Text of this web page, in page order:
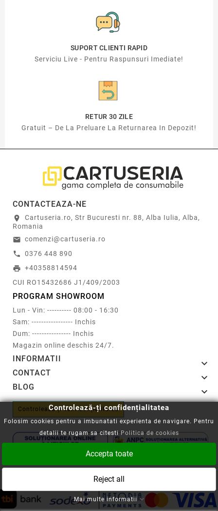
SUPORT CLIENTI RAPID
Serviciu Live - Pentru Raspunsuri Imediate!
RETUR 30 ZILE
Gratuit – De La Preluare La Returnarea In Depozit!
CONTACTEAZA-NE
location_on
Cartuseria.ro, Str Bucuresti nr. 88, Alba Iulia, Alba,
Romania
email comenzi@cartuseria.ro
call 0376 448 890
print +40358814594
CUI RO15432686 J1/409/2003
PROGRAM SHOWROOM
Lun - Vin: ---------- 08:00 - 16:30
Sam: ----------------- Inchis
Dum: ---------------- Inchis
Magazin online deschis 24/7.
INFORMATII 
CONTACT 
BLOG 
Controlează-ți confidențialitatea
Copyright © 2008-2026 - Cartuseria.ro
Politica SOL
Controlează-ți confidențialitatea
Folosim cookies pentru a imbunatati experienta de navigare. Pentru
detalii te rugam sa citestiPolitica de cookies
Accepta toate
Reject all
Mai multe informatii